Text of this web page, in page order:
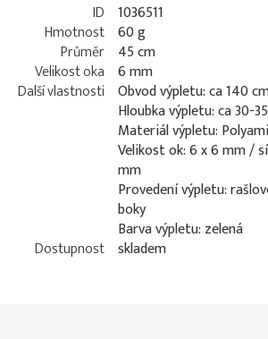
ID 1036511
Hmotnost 60 g
Průměr 45 cm
Velikost oka 6 mm
Další vlastnosti Obvod výpletu: ca 140
Hloubka výpletu: ca 30-
Materiál výpletu:
Velikost ok: 6 x 6 mm /
mm
Provedení výpletu:
boky
Barva výpletu: zelená
Dostupnost skladem